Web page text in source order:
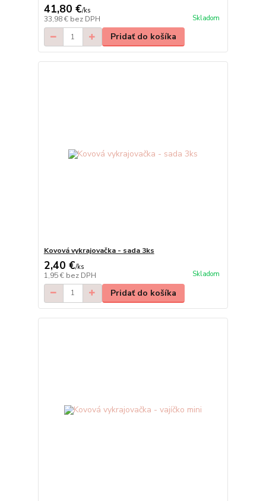
41,80 €/ks
33,98 € bez DPH Skladom
Pridať do košíka
Kovová vykrajovačka - sada 3ks
2,40 €/ks
1,95 € bez DPH Skladom
Pridať do košíka